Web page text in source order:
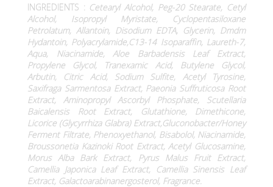
INGREDIENTS : Cetearyl Alcohol, Peg-20 Stearate, Cetyl
Alcohol, Isopropyl Myristate, Cyclopentasiloxane
Petrolatum, Allantoin, Disodium EDTA, Glycerin, Dmdm
Hydantoin, Polyacrylamide,C13-14 Isoparaffin, Laureth-7,
Aqua, Niacinamide, Aloe Barbadensis Leaf Extract,
Propylene Glycol, Tranexamic Acid, Butylene Glycol,
Arbutin, Citric Acid, Sodium Sulfite, Acetyl Tyrosine,
Saxifraga Sarmentosa Extract, Paeonia Suffruticosa Root
Extract, Aminopropyl Ascorbyl Phosphate, Scutellaria
Baicalensis Root Extract, Glutathione, Dimethicone,
Licorice (Glycyrrhiza Glabra) Extract,Gluconobacter/Honey
Ferment Filtrate, Phenoxyethanol, Bisabolol, Niacinamide,
Broussonetia Kazinoki Root Extract, Acetyl Glucosamine,
Morus Alba Bark Extract, Pyrus Malus Fruit Extract,
Camellia Japonica Leaf Extract, Camellia Sinensis Leaf
Extract, Galactoarabinanergosterol, Fragrance.